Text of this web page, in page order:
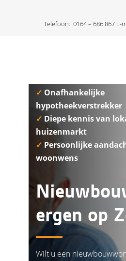
Telefoon: 0164 – 686 867 E-
✓ Onafhankelijke
hypotheekverstrekker
✓ Diepe kennis van
huizenmarkt
✓ Persoonlijke
woonwens
ergen op
Wilt u een